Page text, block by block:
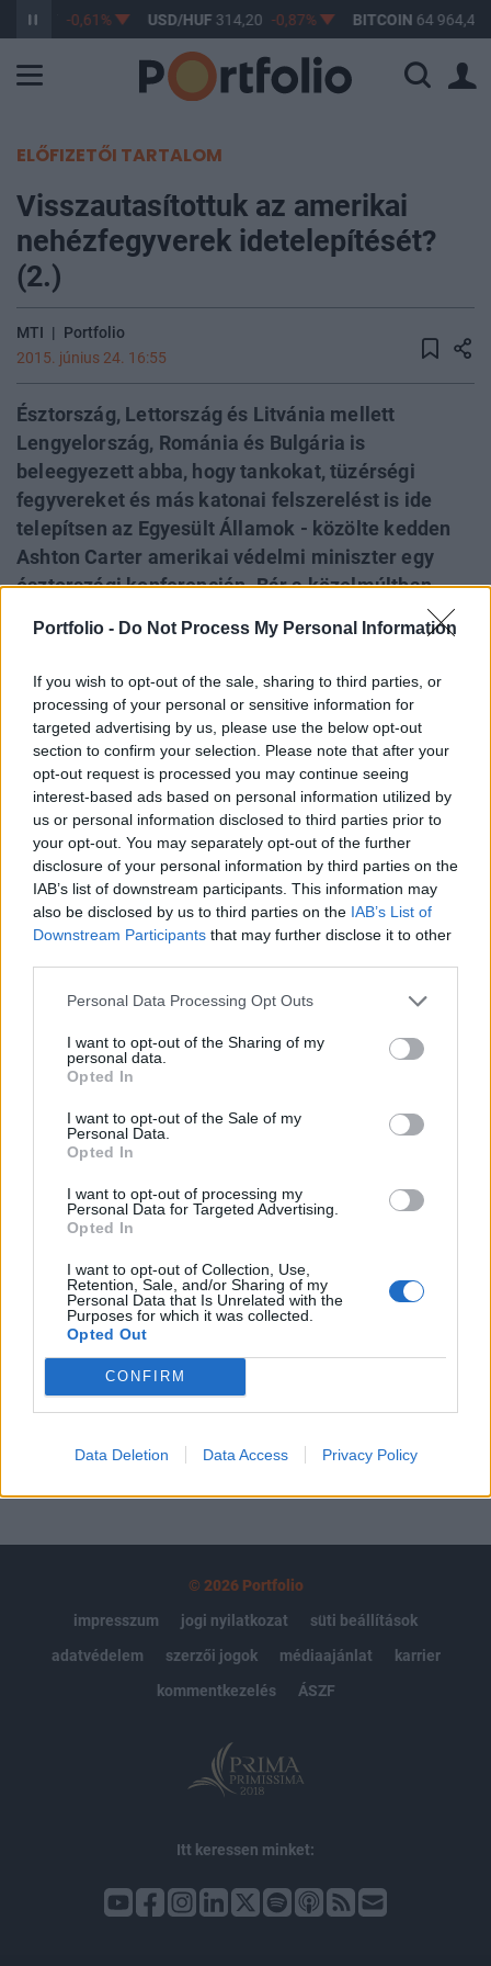
Portfolio - Do Not Process My Personal Information
If you wish to opt-out of the sale, sharing to third parties, or
processing of your personal or sensitive information for
targeted advertising by us, please use the below opt-out
section to confirm your selection. Please note that after your
opt-out request is processed you may continue seeing
interest-based ads based on personal information utilized by
us or personal information disclosed to third parties prior to
your opt-out. You may separately opt-out of the further
disclosure of your personal information by third parties on the
IAB’s list of downstream participants. This information may
also be disclosed by us to third parties on the IAB’s List of
Downstream Participants that may further disclose it to other
Personal Data Processing Opt Outs
I want to opt-out of the Sharing of my
personal data.
Opted In
I want to opt-out of the Sale of my
Personal Data.
Opted In
I want to opt-out of processing my
Personal Data for Targeted Advertising.
Opted In
I want to opt-out of Collection, Use,
Retention, Sale, and/or Sharing of my
Personal Data that Is Unrelated with the
Purposes for which it was collected.
Opted Out
CONFIRM
Data Deletion Data Access Privacy Policy
363,17 -0,61% USD/HUF 314,20 -0,87% BITCOIN 64 964,43
ELŐFIZETŐI TARTALOM
Visszautasítottuk az amerikai
nehézfegyverek idetelepítését?
(2.)
MTI | Portfolio
2015. június 24. 16:55
Észtország, Lettország és Litvánia mellett
Lengyelország, Románia és Bulgária is
beleegyezett abba, hogy tankokat, tüzérségi
fegyvereket és más katonai felszerelést is ide
telepítsen az Egyesült Államok - közölte kedden
Ashton Carter amerikai védelmi miniszter egy
észtországi konferencián. Bár a közelmúltban
még Magyarország is felkerült azok listájára, hova
az amerikaiak nerhézfegyvereket telepíthetnek,
most nincs rajta. Közben az oroszok bejelentették,
hogy nem fél, hanem egy teljes évvel
hosszabbítják meg a magyar élelmiszereket is
érintő behozatali szankciós
intézkedéscsomagjukat.
A Napi Gazdaság emlékeztet arra, hogy a közelmúltbeli
cikkben a New York Times hazánkról is úgy írt, mint ahová
a Pentagon nehézfegyverzetet telepítene, most viszont
Ashton Carter nem tett rólunk említést. A mai bejelentés
szerint a kelet-európai országok összesen mintegy 250
páncélosra, Bradley harckocsira és önjáró lövegre
számíthatnak, amelyek Ashton Carter szerint...
KEDVES OLVASÓNK!
tartozik, melynek olvasása előfizetéses
regisztrációhoz kötött.
Az előfizetés a következőket tartalmazza:
Portfolio.hu teljes cikkarchívum
kötéslistái
MÁR ELŐFIZETŐNK VAGY?BEJELENTKEZÉS
© 2026 Portfolio
impresszum
jogi nyilatkozat
süti beállítások
adatvédelem
szerzői jogok médiaajánlat
karrier
kommentkezelés
ÁSZF
Itt keressen minket: